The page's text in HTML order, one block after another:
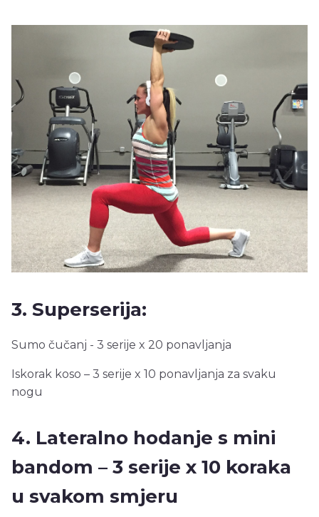
3. Superserija:
Sumo čučanj - 3 serije x 20 ponavljanja
Iskorak koso – 3 serije x 10 ponavljanja za svaku
nogu
4. Lateralno hodanje s mini
bandom – 3 serije x 10 koraka
u svakom smjeru